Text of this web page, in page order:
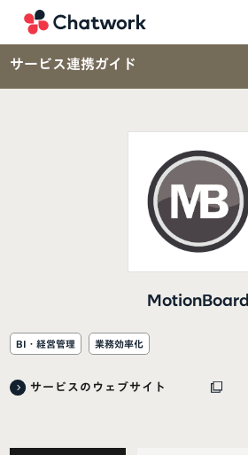
サービス連携ガイド
MotionBoard
BI・経営管理 業務効率化
サービスのウェブサイト